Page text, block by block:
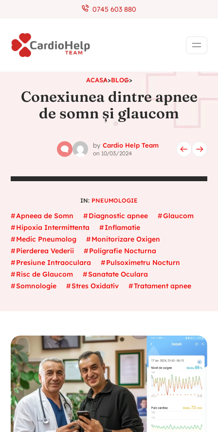
0745 603 880
ACASA>BLOG>
Conexiunea dintre apnee
de somn și glaucom
by Cardio Help Team
on 10/03/2024
IN: PNEUMOLOGIE
Apneea de Somn Diagnostic apnee
Glaucom
Hipoxia Intermittenta
Inflamatie
Medic Pneumolog
Monitorizare Oxigen
Pierderea Vederii
Poligrafie Nocturna
Presiune Intraoculara
Pulsoximetru Nocturn
Risc de Glaucom
Sanatate Oculara
Somnologie
Stres Oxidativ Tratament apnee